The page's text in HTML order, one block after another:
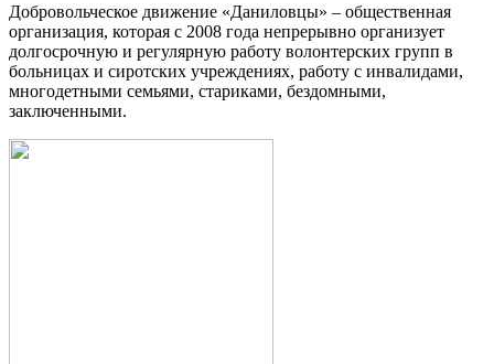
Добровольческое движение «Даниловцы» – общественная
организация, которая с 2008 года непрерывно организует
долгосрочную и регулярную работу волонтерских групп в
больницах и сиротских учреждениях, работу с инвалидами,
многодетными семьями, стариками, бездомными,
заключенными.